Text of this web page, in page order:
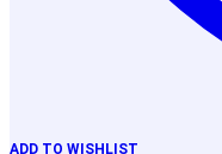
ADD TO WISHLIST